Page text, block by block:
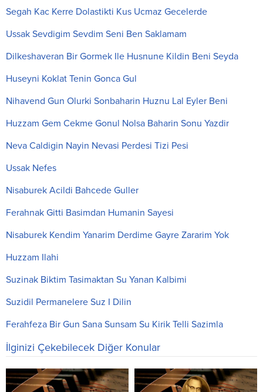
Segah Kac Kerre Dolastikti Kus Ucmaz Gecelerde
Ussak Sevdigim Sevdim Seni Ben Saklamam
Dilkeshaveran Bir Gormek Ile Husnune Kildin Beni Seyda
Huseyni Koklat Tenin Gonca Gul
Nihavend Gun Olurki Sonbaharin Huznu Lal Eyler Beni
Huzzam Gem Cekme Gonul Nolsa Baharin Sonu Yazdir
Neva Caldigin Nayin Nevasi Perdesi Tizi Pesi
Ussak Nefes
Nisaburek Acildi Bahcede Guller
Ferahnak Gitti Basimdan Humanin Sayesi
Nisaburek Kendim Yanarim Derdime Gayre Zararim Yok
Huzzam Ilahi
Suzinak Biktim Tasimaktan Su Yanan Kalbimi
Suzidil Permanelere Suz I Dilin
Ferahfeza Bir Gun Sana Sunsam Su Kirik Telli Sazimla
İlginizi Çekebilecek Diğer Konular